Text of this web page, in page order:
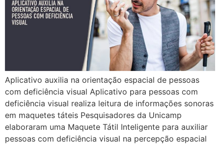
Aplicativo auxilia na orientação espacial de pessoas
com deficiência visual Aplicativo para pessoas com
deficiência visual realiza leitura de informações sonoras
em maquetes táteis Pesquisadores da Unicamp
elaboraram uma Maquete Tátil Inteligente para auxiliar
pessoas com deficiência visual na percepção espacial